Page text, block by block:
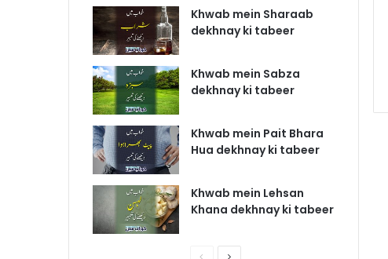
Khwab mein Sharaab
dekhnay ki tabeer
Khwab mein Sabza
dekhnay ki tabeer
Khwab mein Pait Bhara
Hua dekhnay ki tabeer
Khwab mein Lehsan
Khana dekhnay ki tabeer